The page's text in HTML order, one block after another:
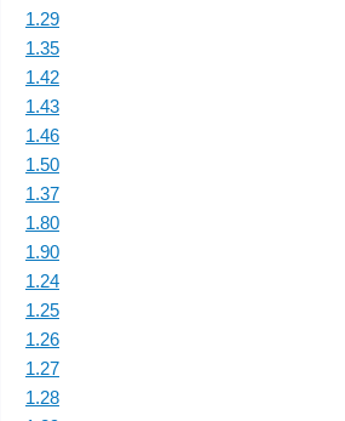
1.29
1.35
1.42
1.43
1.46
1.50
1.37
1.80
1.90
1.24
1.25
1.26
1.27
1.28